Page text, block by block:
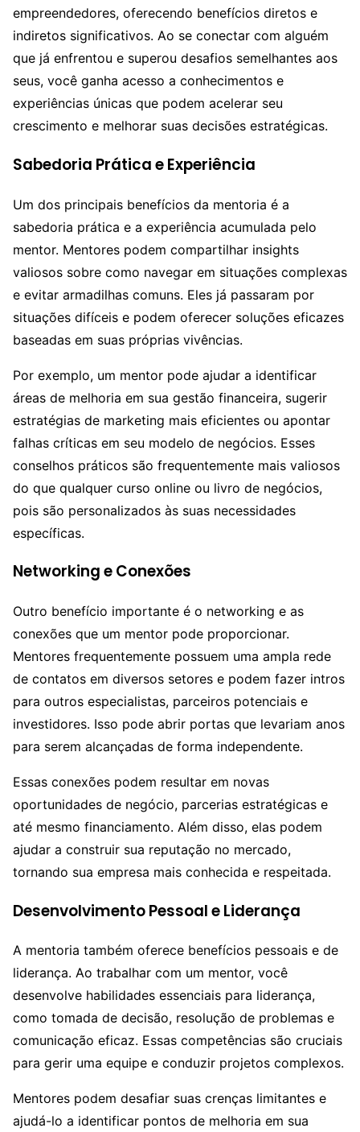
empreendedores, oferecendo benefícios diretos e
indiretos significativos. Ao se conectar com alguém
que já enfrentou e superou desafios semelhantes aos
seus, você ganha acesso a conhecimentos e
experiências únicas que podem acelerar seu
crescimento e melhorar suas decisões estratégicas.
Sabedoria Prática e Experiência
Um dos principais benefícios da mentoria é a
sabedoria prática e a experiência acumulada pelo
mentor. Mentores podem compartilhar insights
valiosos sobre como navegar em situações complexas
e evitar armadilhas comuns. Eles já passaram por
situações difíceis e podem oferecer soluções eficazes
baseadas em suas próprias vivências.
Por exemplo, um mentor pode ajudar a identificar
áreas de melhoria em sua gestão financeira, sugerir
estratégias de marketing mais eficientes ou apontar
falhas críticas em seu modelo de negócios. Esses
conselhos práticos são frequentemente mais valiosos
do que qualquer curso online ou livro de negócios,
pois são personalizados às suas necessidades
específicas.
Networking e Conexões
Outro benefício importante é o networking e as
conexões que um mentor pode proporcionar.
Mentores frequentemente possuem uma ampla rede
de contatos em diversos setores e podem fazer intros
para outros especialistas, parceiros potenciais e
investidores. Isso pode abrir portas que levariam anos
para serem alcançadas de forma independente.
Essas conexões podem resultar em novas
oportunidades de negócio, parcerias estratégicas e
até mesmo financiamento. Além disso, elas podem
ajudar a construir sua reputação no mercado,
tornando sua empresa mais conhecida e respeitada.
Desenvolvimento Pessoal e Liderança
A mentoria também oferece benefícios pessoais e de
liderança. Ao trabalhar com um mentor, você
desenvolve habilidades essenciais para liderança,
como tomada de decisão, resolução de problemas e
comunicação eficaz. Essas competências são cruciais
para gerir uma equipe e conduzir projetos complexos.
Mentores podem desafiar suas crenças limitantes e
ajudá-lo a identificar pontos de melhoria em sua